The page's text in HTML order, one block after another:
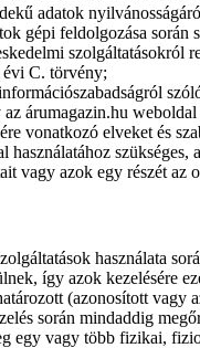
adatok
gépi feldolgozása
szolgáltatásokról
C. törvény;
árumagazin.hu
vonatkozó elveket és
vagy azok egy részét
használata
így azok kezelésére
(azonosított vagy
során mindaddig
egy vagy több fizikai,